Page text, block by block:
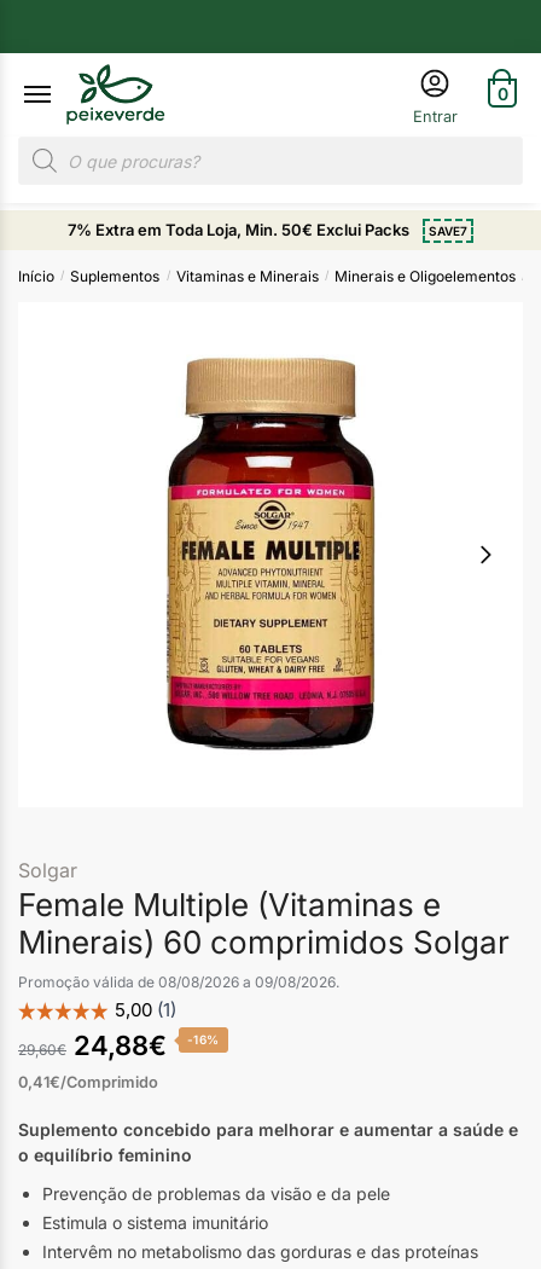
0
7% Extra em Toda Loja, Min. 50€ Exclui Packs SAVE7
Início / Suplementos / Vitaminas e Minerais / Minerais e Oligoelementos
Solgar
Female Multiple (Vitaminas e
Minerais) 60 comprimidos Solgar
Promoção válida de 08/08/2026 a 09/08/2026.
29,60€ 24,88€
0,41€/Comprimido
-16%
Suplemento concebido para melhorar e aumentar a saúde e
o equilíbrio feminino
Prevenção de problemas da visão e da pele
Estimula o sistema imunitário
Intervêm no metabolismo das gorduras e das proteínas